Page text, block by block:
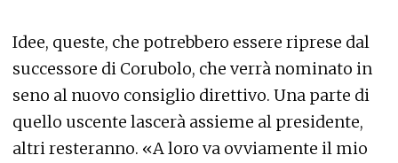
Idee, queste, che potrebbero essere riprese dal
successore di Corubolo, che verrà nominato in
seno al nuovo consiglio direttivo. Una parte di
quello uscente lascerà assieme al presidente,
altri resteranno. «A loro va ovviamente il mio